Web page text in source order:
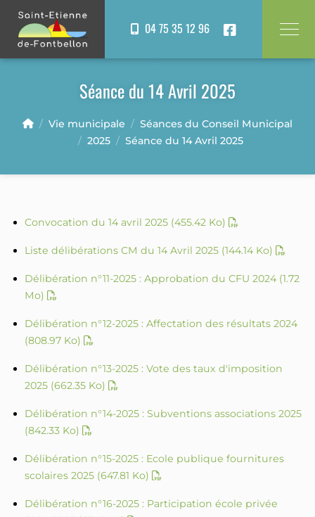
04 75 35 12 96
Séance du 14 Avril 2025
Vie municipale
Séances du Conseil Municipal
2025
Séance du 14 Avril 2025
Convocation du 14 avril 2025 (455.42 Ko)
Liste délibérations CM du 14 Avril 2025 (144.14 Ko)
Délibération n°11-2025 : Approbation du CFU 2024 (1.72
Mo)
Délibération n°12-2025 : Affectation des résultats 2024
(808.97 Ko)
Délibération n°13-2025 : Vote des taux d'imposition
2025 (662.35 Ko)
Délibération n°14-2025 : Subventions associations 2025
(842.33 Ko)
Délibération n°15-2025 : Ecole publique fournitures
scolaires 2025 (647.81 Ko)
Délibération n°16-2025 : Participation école privée
Panneau de gestion des cookies